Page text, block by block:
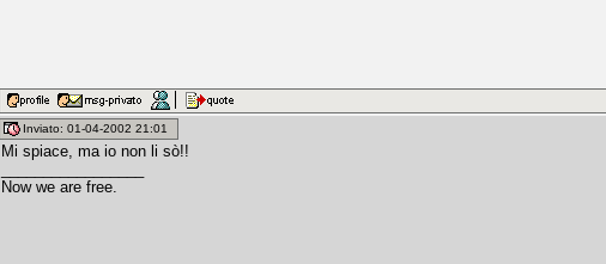
Inviato: 01-04-2002 21:01
Mi spiace, ma io non li sò!!
Now we are free.